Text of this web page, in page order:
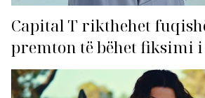
Capital T rikthehet
premton të bëhet fiksimi